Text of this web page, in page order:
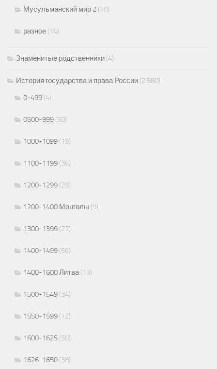
Мусульманский мир 2 (70)
разное (14)
Знаменитые родственники (4)
История государства и права России (2 580)
0-499 (4)
0500-999 (50)
1000-1099 (19)
1100-1199 (36)
1200-1299 (29)
1200-1400 Монголы (9)
1300-1399 (27)
1400-1499 (56)
1400-1600 Литва(13)
1500-1549 (34)
1550-1599 (72)
1600-1625 (50)
1626-1650 (38)